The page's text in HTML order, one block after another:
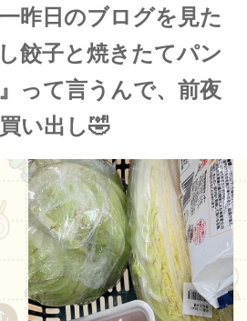
昨日のブログを見た
餃子と焼きたてパン
って言うんで、前夜
い出し🤣